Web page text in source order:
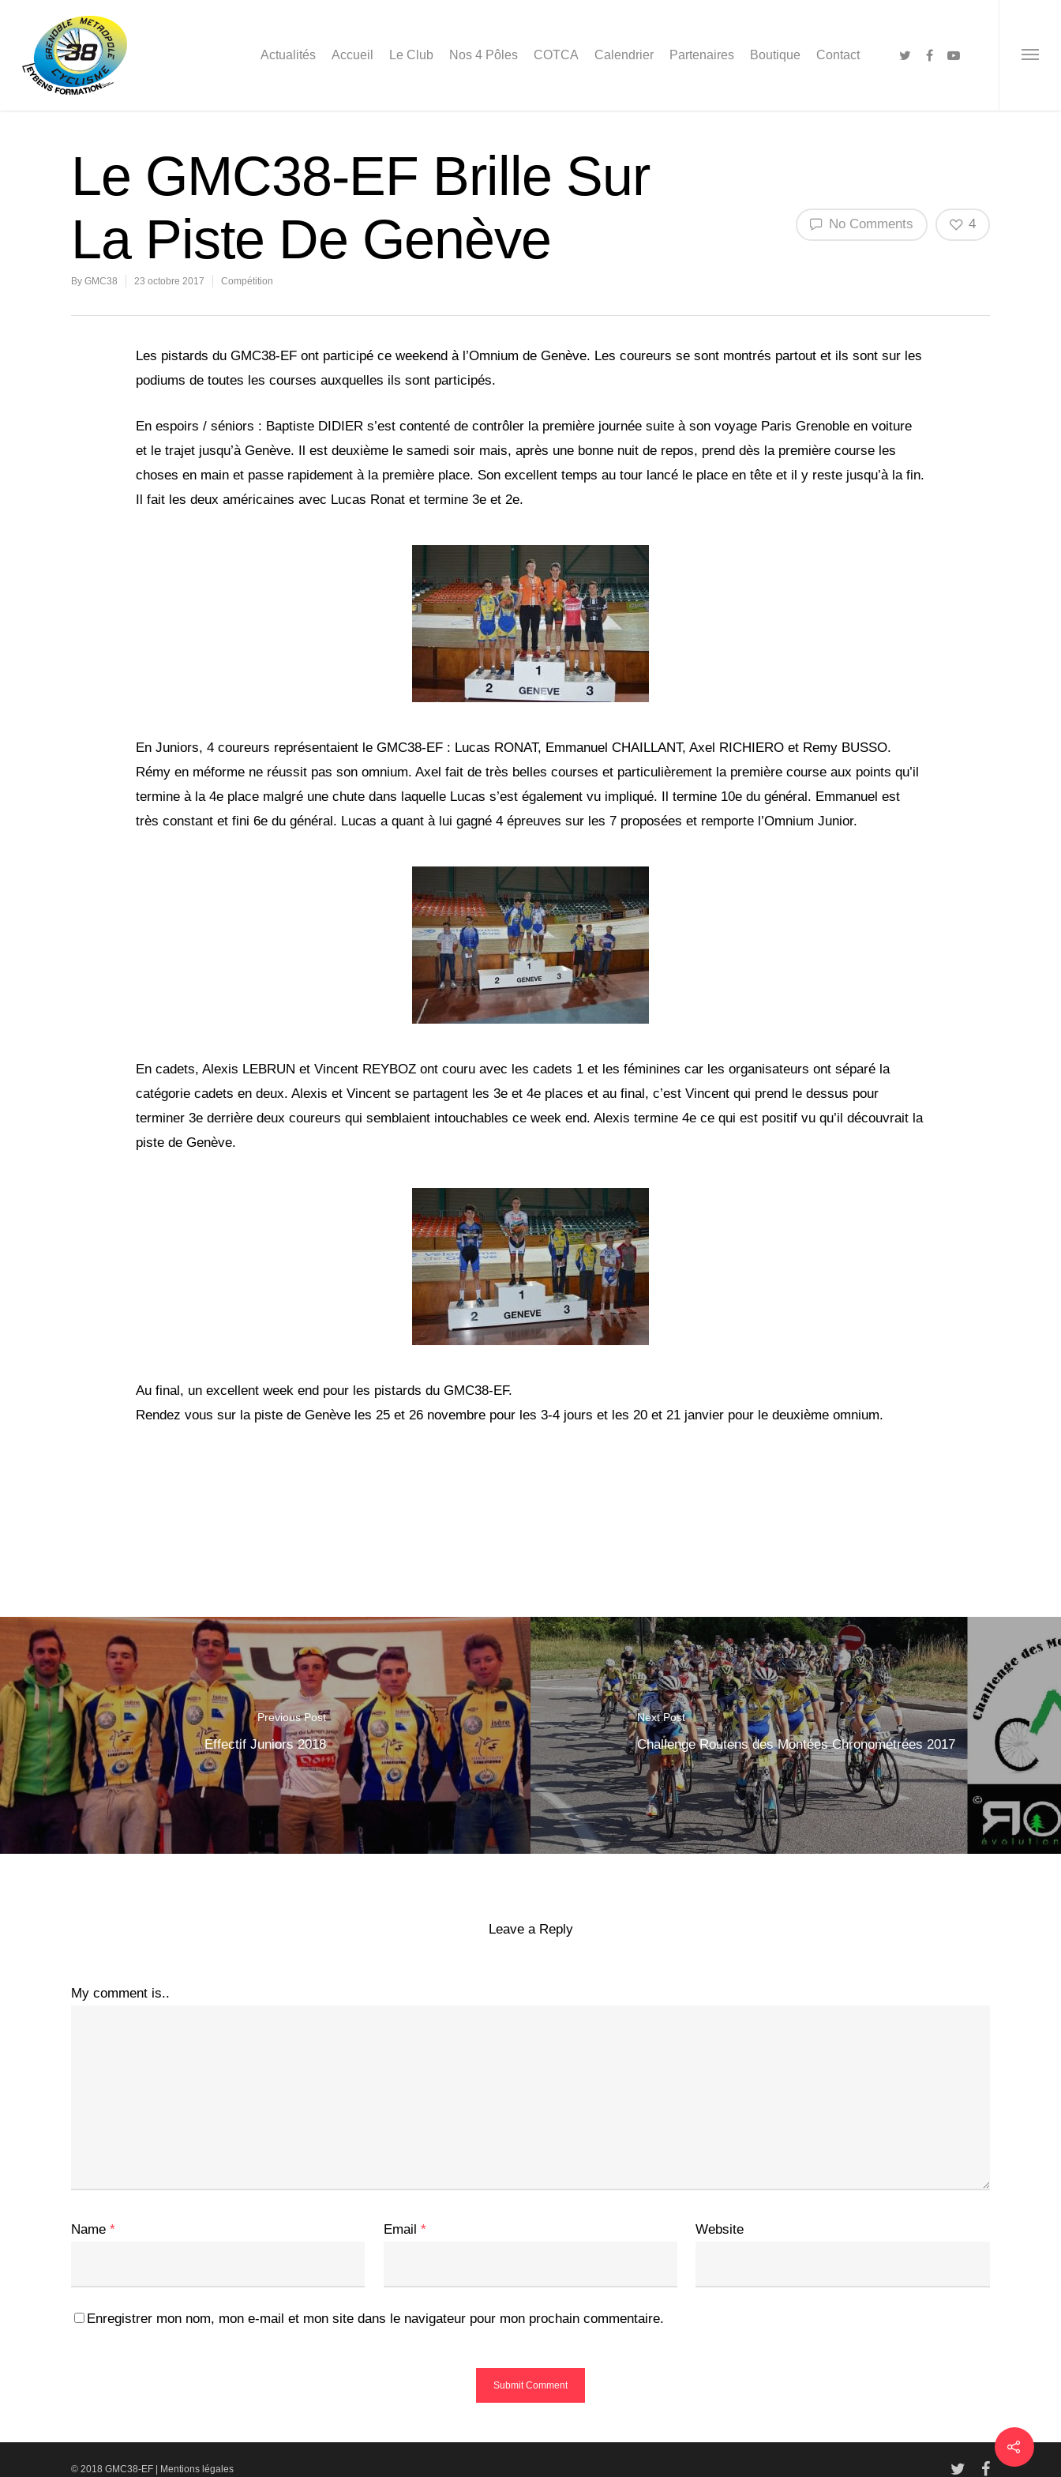
Actualités Accueil Le Club Nos 4 Pôles COTCA Calendrier Partenaires Boutique Contact
Le GMC38-EF Brille Sur
La Piste De Genève
By GMC38 23 octobre 2017 Compétition
No Comments 4
Les pistards du GMC38-EF ont participé ce weekend à l’Omnium de Genève. Les coureurs se sont montrés partout et ils sont sur les
podiums de toutes les courses auxquelles ils sont participés.
En espoirs / séniors : Baptiste DIDIER s’est contenté de contrôler la première journée suite à son voyage Paris Grenoble en voiture
et le trajet jusqu’à Genève. Il est deuxième le samedi soir mais, après une bonne nuit de repos, prend dès la première course les
choses en main et passe rapidement à la première place. Son excellent temps au tour lancé le place en tête et il y reste jusqu’à la fin.
Il fait les deux américaines avec Lucas Ronat et termine 3e et 2e.
En Juniors, 4 coureurs représentaient le GMC38-EF : Lucas RONAT, Emmanuel CHAILLANT, Axel RICHIERO et Remy BUSSO.
Rémy en méforme ne réussit pas son omnium. Axel fait de très belles courses et particulièrement la première course aux points qu’il
termine à la 4e place malgré une chute dans laquelle Lucas s’est également vu impliqué. Il termine 10e du général. Emmanuel est
très constant et fini 6e du général. Lucas a quant à lui gagné 4 épreuves sur les 7 proposées et remporte l’Omnium Junior.
En cadets, Alexis LEBRUN et Vincent REYBOZ ont couru avec les cadets 1 et les féminines car les organisateurs ont séparé la
catégorie cadets en deux. Alexis et Vincent se partagent les 3e et 4e places et au final, c’est Vincent qui prend le dessus pour
terminer 3e derrière deux coureurs qui semblaient intouchables ce week end. Alexis termine 4e ce qui est positif vu qu’il découvrait la
piste de Genève.
Au final, un excellent week end pour les pistards du GMC38-EF.
Rendez vous sur la piste de Genève les 25 et 26 novembre pour les 3-4 jours et les 20 et 21 janvier pour le deuxième omnium.
Previous Post
Effectif Juniors 2018
Next Post
Challenge Routens des Montées Chronométrées 2017
Leave a Reply
My comment is..
Name * Email * Website
Enregistrer mon nom, mon e-mail et mon site dans le navigateur pour mon prochain commentaire.
© 2018 GMC38-EF | Mentions légales